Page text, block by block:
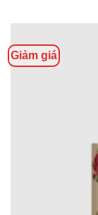
Giảm giá